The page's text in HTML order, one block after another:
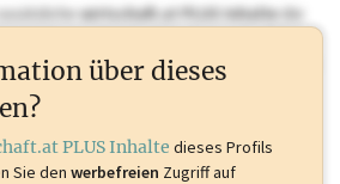
wirtschaft.at PLUS Inhaltedie
können. Schalten Sie dieses Profil frei
diese Inhalte zu sehen. wirtschaft.at PLUS
OTS-Aussendungen, und viele
über dieses
PLUS Inhalte dieses Profils
Sie den werbefreien Zugriff auf